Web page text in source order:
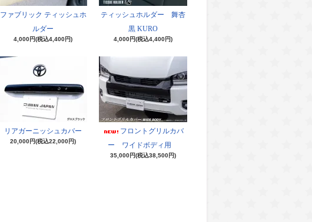
ファブリック ティッシュホ
ルダー
4,000円(税込4,400円)
ティッシュホルダー 舞杏
黒 KURO
4,000円(税込4,400円)
リアガーニッシュカバー
20,000円(税込22,000円)
フロントグリルカバ
ー ワイドボディ用
35,000円(税込38,500円)